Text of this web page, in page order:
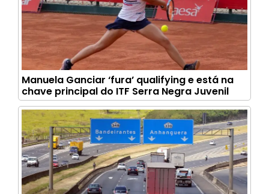
Manuela Ganciar ‘fura’ qualifying e está na
chave principal do ITF Serra Negra Juvenil